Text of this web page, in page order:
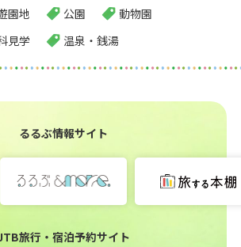
園地
公園
動物園
見学
温泉・銭湯
るるぶ情報サイト
旅行・宿泊予約サイト